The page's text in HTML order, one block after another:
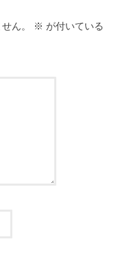
ん。 ※ が付いている